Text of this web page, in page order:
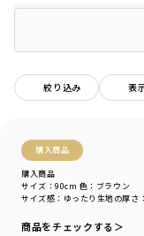
絞り込み 表
購入商品
購入商品
サイズ感 ：ゆったり 生地の厚さ
サイズ：90cm 色：ブラウン
商品をチェックする＞